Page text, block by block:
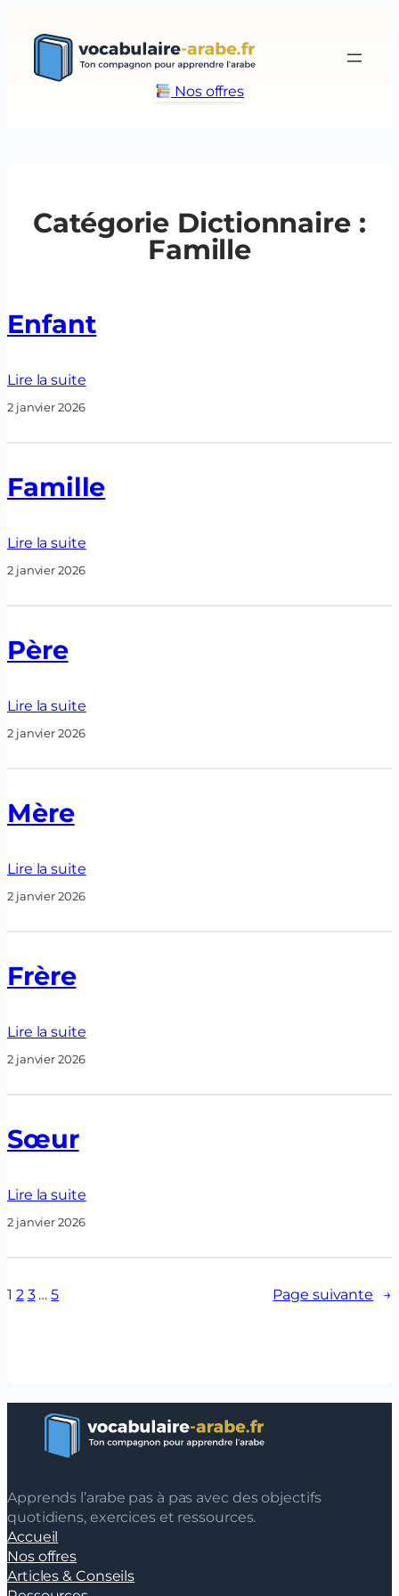
Nos offres
Catégorie Dictionnaire :
Famille
Enfant
Lire la suite
2 janvier 2026
Famille
Lire la suite
2 janvier 2026
Père
Lire la suite
2 janvier 2026
Mère
Lire la suite
2 janvier 2026
Frère
Lire la suite
2 janvier 2026
Sœur
Lire la suite
2 janvier 2026
1 2 3 … 5 Page suivante →
Apprends l’arabe pas à pas avec des objectifs
quotidiens, exercices et ressources.
Accueil
Nos offres
Articles & Conseils